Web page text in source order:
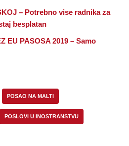
– Potrebno vise radnika za
besplatan
EU PASOSA 2019 – Samo
POSAO NA MALTI
POSLOVI U INOSTRANSTVU